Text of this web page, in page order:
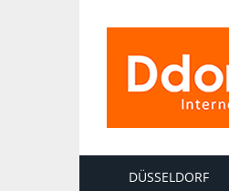
DÜSSELDORF